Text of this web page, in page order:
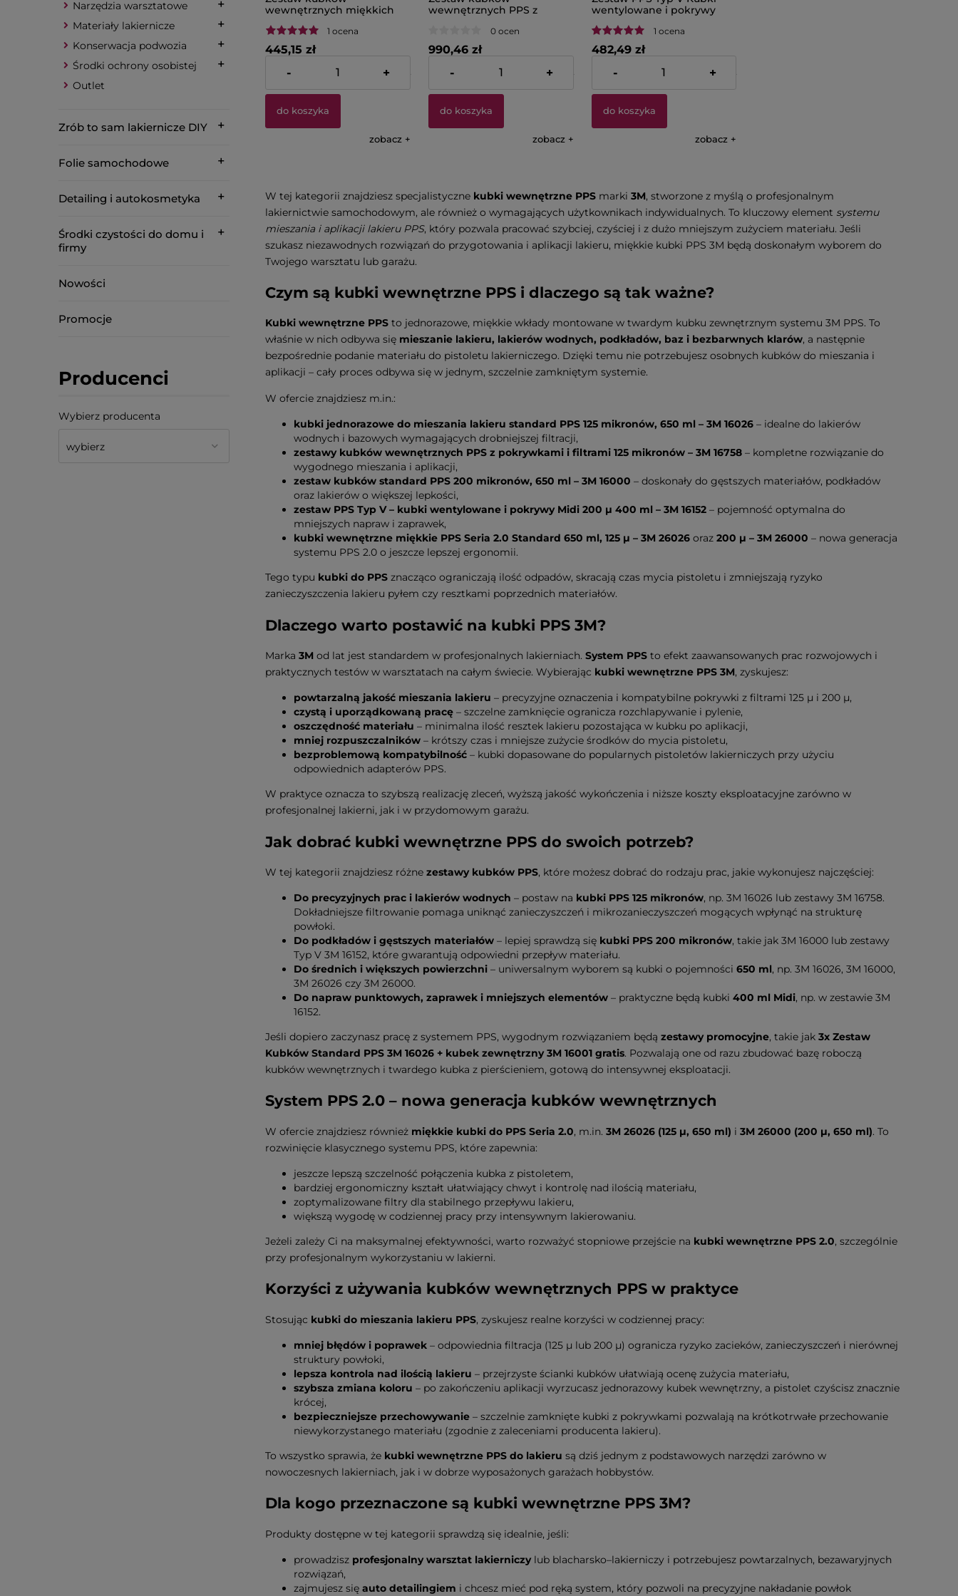
Narzędzia warsztatowe
Materiały lakiernicze
Konserwacja podwozia
Środki ochrony osobistej
Outlet
Zrób to sam lakiernicze DIY
Folie samochodowe
Detailing i autokosmetyka
Środki czystości do domu i
firmy
Nowości
Promocje
Producenci
Wybierz producenta
wewnętrznych miękkich
650 ml, 200 μ 3M 26000
1 ocena
445,15 zł
Cena netto: 361,91 zł
- +
do koszyka
zobacz
wewnętrznych PPS z
mikronów 3M 16758
0 ocen
990,46 zł
Cena netto: 805,25 zł
- +
do koszyka
zobacz
wentylowane i pokrywy
1 ocena
482,49 zł
Cena netto: 392,27 zł
- +
do koszyka
zobacz
W tej kategorii znajdziesz specjalistyczne kubki wewnętrzne PPS marki 3M, stworzone z myślą o profesjonalnym
lakiernictwie samochodowym, ale również o wymagających użytkownikach indywidualnych. To kluczowy element systemu
mieszania i aplikacji lakieru PPS, który pozwala pracować szybciej, czyściej i z dużo mniejszym zużyciem materiału. Jeśli
szukasz niezawodnych rozwiązań do przygotowania i aplikacji lakieru, miękkie kubki PPS 3M będą doskonałym wyborem do
Twojego warsztatu lub garażu.
Czym są kubki wewnętrzne PPS i dlaczego są tak ważne?
Kubki wewnętrzne PPS to jednorazowe, miękkie wkłady montowane w twardym kubku zewnętrznym systemu 3M PPS. To
właśnie w nich odbywa się mieszanie lakieru, lakierów wodnych, podkładów, baz i bezbarwnych klarów, a następnie
bezpośrednie podanie materiału do pistoletu lakierniczego. Dzięki temu nie potrzebujesz osobnych kubków do mieszania i
aplikacji – cały proces odbywa się w jednym, szczelnie zamkniętym systemie.
W ofercie znajdziesz m.in.:
kubki jednorazowe do mieszania lakieru standard PPS 125 mikronów, 650 ml – 3M 16026 – idealne do lakierów
wodnych i bazowych wymagających drobniejszej filtracji,
zestawy kubków wewnętrznych PPS z pokrywkami i filtrami 125 mikronów – 3M 16758 – kompletne rozwiązanie do
wygodnego mieszania i aplikacji,
zestaw kubków standard PPS 200 mikronów, 650 ml – 3M 16000 – doskonały do gęstszych materiałów, podkładów
oraz lakierów o większej lepkości,
zestaw PPS Typ V – kubki wentylowane i pokrywy Midi 200 µ 400 ml – 3M 16152 – pojemność optymalna do
mniejszych napraw i zaprawek,
kubki wewnętrzne miękkie PPS Seria 2.0 Standard 650 ml, 125 µ – 3M 26026 oraz 200 µ – 3M 26000 – nowa generacja
systemu PPS 2.0 o jeszcze lepszej ergonomii.
Tego typu kubki do PPS znacząco ograniczają ilość odpadów, skracają czas mycia pistoletu i zmniejszają ryzyko
zanieczyszczenia lakieru pyłem czy resztkami poprzednich materiałów.
Dlaczego warto postawić na kubki PPS 3M?
Marka 3M od lat jest standardem w profesjonalnych lakierniach. System PPS to efekt zaawansowanych prac rozwojowych i
praktycznych testów w warsztatach na całym świecie. Wybierając kubki wewnętrzne PPS 3M, zyskujesz:
powtarzalną jakość mieszania lakieru – precyzyjne oznaczenia i kompatybilne pokrywki z filtrami 125 µ i 200 µ,
czystą i uporządkowaną pracę – szczelne zamknięcie ogranicza rozchlapywanie i pylenie,
oszczędność materiału – minimalna ilość resztek lakieru pozostająca w kubku po aplikacji,
mniej rozpuszczalników – krótszy czas i mniejsze zużycie środków do mycia pistoletu,
bezproblemową kompatybilność – kubki dopasowane do popularnych pistoletów lakierniczych przy użyciu
odpowiednich adapterów PPS.
W praktyce oznacza to szybszą realizację zleceń, wyższą jakość wykończenia i niższe koszty eksploatacyjne zarówno w
profesjonalnej lakierni, jak i w przydomowym garażu.
Jak dobrać kubki wewnętrzne PPS do swoich potrzeb?
W tej kategorii znajdziesz różne zestawy kubków PPS, które możesz dobrać do rodzaju prac, jakie wykonujesz najczęściej:
Do precyzyjnych prac i lakierów wodnych – postaw na kubki PPS 125 mikronów, np. 3M 16026 lub zestawy 3M 16758.
Dokładniejsze filtrowanie pomaga uniknąć zanieczyszczeń i mikrozanieczyszczeń mogących wpłynąć na strukturę
powłoki.
Do podkładów i gęstszych materiałów – lepiej sprawdzą się kubki PPS 200 mikronów, takie jak 3M 16000 lub zestawy
Typ V 3M 16152, które gwarantują odpowiedni przepływ materiału.
Do średnich i większych powierzchni – uniwersalnym wyborem są kubki o pojemności 650 ml, np. 3M 16026, 3M 16000,
3M 26026 czy 3M 26000.
Do napraw punktowych, zaprawek i mniejszych elementów – praktyczne będą kubki 400 ml Midi, np. w zestawie 3M
16152.
Jeśli dopiero zaczynasz pracę z systemem PPS, wygodnym rozwiązaniem będą zestawy promocyjne, takie jak 3x Zestaw
Kubków Standard PPS 3M 16026 + kubek zewnętrzny 3M 16001 gratis. Pozwalają one od razu zbudować bazę roboczą
kubków wewnętrznych i twardego kubka z pierścieniem, gotową do intensywnej eksploatacji.
System PPS 2.0 – nowa generacja kubków wewnętrznych
W ofercie znajdziesz również miękkie kubki do PPS Seria 2.0, m.in. 3M 26026 (125 μ, 650 ml) i 3M 26000 (200 μ, 650 ml). To
rozwinięcie klasycznego systemu PPS, które zapewnia:
jeszcze lepszą szczelność połączenia kubka z pistoletem,
bardziej ergonomiczny kształt ułatwiający chwyt i kontrolę nad ilością materiału,
zoptymalizowane filtry dla stabilnego przepływu lakieru,
większą wygodę w codziennej pracy przy intensywnym lakierowaniu.
Jeżeli zależy Ci na maksymalnej efektywności, warto rozważyć stopniowe przejście na kubki wewnętrzne PPS 2.0, szczególnie
przy profesjonalnym wykorzystaniu w lakierni.
Korzyści z używania kubków wewnętrznych PPS w praktyce
Stosując kubki do mieszania lakieru PPS, zyskujesz realne korzyści w codziennej pracy:
mniej błędów i poprawek – odpowiednia filtracja (125 µ lub 200 µ) ogranicza ryzyko zacieków, zanieczyszczeń i nierównej
struktury powłoki,
lepsza kontrola nad ilością lakieru – przejrzyste ścianki kubków ułatwiają ocenę zużycia materiału,
szybsza zmiana koloru – po zakończeniu aplikacji wyrzucasz jednorazowy kubek wewnętrzny, a pistolet czyścisz znacznie
krócej,
bezpieczniejsze przechowywanie – szczelnie zamknięte kubki z pokrywkami pozwalają na krótkotrwałe przechowanie
niewykorzystanego materiału (zgodnie z zaleceniami producenta lakieru).
To wszystko sprawia, że kubki wewnętrzne PPS do lakieru są dziś jednym z podstawowych narzędzi zarówno w
nowoczesnych lakierniach, jak i w dobrze wyposażonych garażach hobbystów.
Dla kogo przeznaczone są kubki wewnętrzne PPS 3M?
Produkty dostępne w tej kategorii sprawdzą się idealnie, jeśli:
prowadzisz profesjonalny warsztat lakierniczylub blacharsko–lakierniczy i potrzebujesz powtarzalnych, bezawaryjnych
rozwiązań,
zajmujesz się auto detailingiem i chcesz mieć pod ręką system, który pozwoli na precyzyjne nakładanie powłok